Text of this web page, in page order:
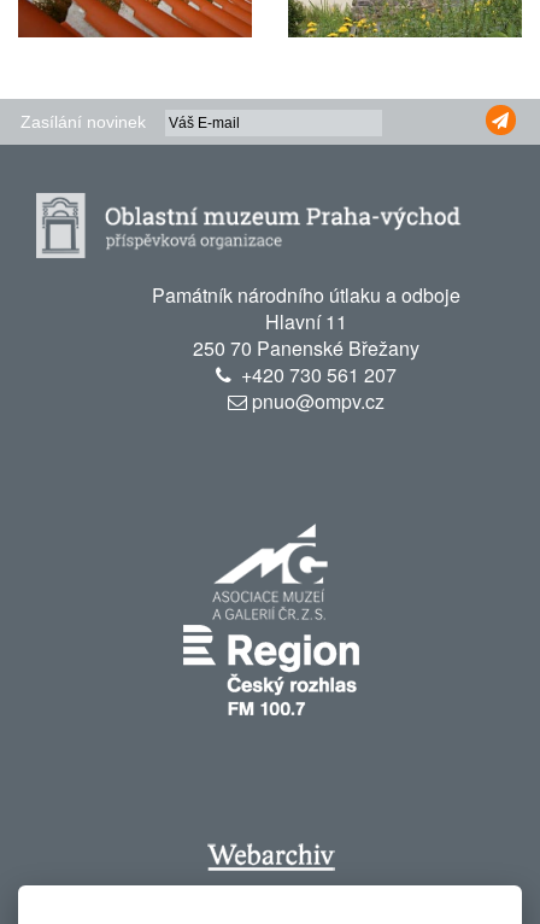
Zasílání novinek
Památník národního útlaku a odboje
Hlavní 11
250 70 Panenské Břežany
+420 730 561 207
pnuo@ompv.cz